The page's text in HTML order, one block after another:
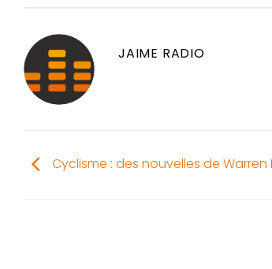
JAIME RADIO
Cyclisme : des nouvelles de Warren